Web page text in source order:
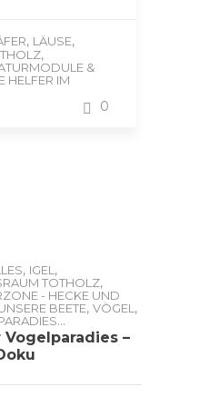
, LÄUSE,
,
&
HELFER IM
0
, IGEL ,
TOTHOLZ,
- HECKE UND
BEETE, VÖGEL ,
...
Vogelparadies –